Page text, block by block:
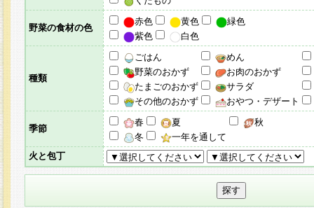
野菜の食材の色
赤色 黄色
緑色
紫色
白色
種類
ごはん
めん
野菜のおかず
お肉のおかず
たまごのおかず
サラダ
その他のおかず
おやつ・デザート
季節
春 夏
秋
冬
一年を通して
火と包丁